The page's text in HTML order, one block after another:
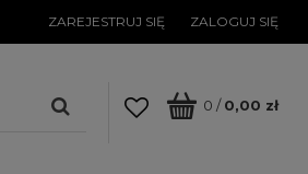
ZAREJESTRUJ SIĘ ZALOGUJ SIĘ
0 / 0,00 zł